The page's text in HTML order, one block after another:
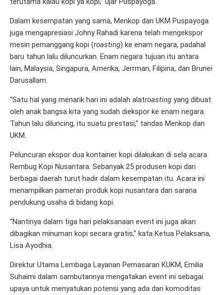
Dalam kesempatan yang sama, Menkop dan UKM Puspayoga
juga mengapresiasi Johny Rahadi karena telah mengekspor
mesin pemanggang kopi (roasting) ke enam negara, padahal
baru tahun lalu diluncurkan. Enam negara tujuan itu antara
lain, Malaysia, Singapura, Amerika, Jerrman, Filipina, dan Brunei
Darusallam.
“Satu hal yang menarik hari ini adalah alatroasting yang dibuat
oleh anak bangsa kita yang sudah diekspor ke enam negara.
Tahun lalu diluncing, itu suatu prestasi,” tandas Menkop dan
UKM.
Peluncuran ekspor dua kontainer kopi dilakukan di sela acara
Rembug Kopi Nusantara. Sebanyak 25 produsen kopi dari
berbagai daerah turut hadir dalam kesempatan itu. Acara ini
menampilkan pameran produk kopi nusantara dan sarana
pendukung usaha di bidang kopi.
“Nantinya dalam tiga hari pelaksanaan event ini juga akan
dibagikan minuman kopi secara gratis,” kata Ketua Pelaksana,
Lisa Ayodhia.
Direktur Utama Lembaga Layanan Pemasaran KUKM, Emilia
Suhaimi dalam sambutannya mengatakan event ini sebagai
upaya untuk menyatukan potensi yang ada dari komoditas